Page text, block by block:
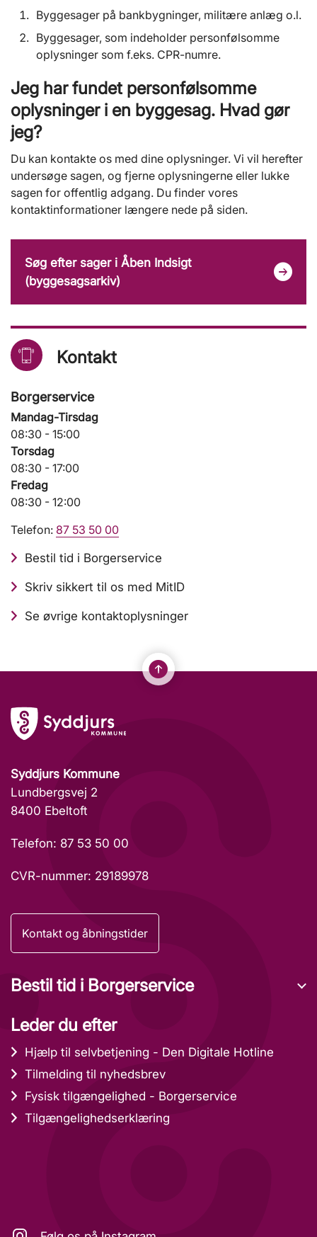
Byggesager på bankbygninger, militære anlæg o.l.
Byggesager, som indeholder personfølsomme
oplysninger som f.eks. CPR-numre.
Jeg har fundet personfølsomme
oplysninger i en byggesag. Hvad gør
jeg?
Du kan kontakte os med dine oplysninger. Vi vil herefter
undersøge sagen, og fjerne oplysningerne eller lukke
sagen for offentlig adgang. Du finder vores
kontaktinformationer længere nede på siden.
Søg efter sager i Åben Indsigt
(byggesagsarkiv)
Kontakt
Borgerservice
Mandag-Tirsdag
08:30 - 15:00
Torsdag
08:30 - 17:00
Fredag
08:30 - 12:00
Telefon: 87 53 50 00
Bestil tid i Borgerservice
Skriv sikkert til os med MitID
Se øvrige kontaktoplysninger
Syddjurs Kommune
Lundbergsvej 2
8400 Ebeltoft
Telefon: 87 53 50 00
CVR-nummer: 29189978
Kontakt og åbningstider
Bestil tid i Borgerservice
Leder du efter
Hjælp til selvbetjening - Den Digitale Hotline
Tilmelding til nyhedsbrev
Fysisk tilgængelighed - Borgerservice
Tilgængelighedserklæring